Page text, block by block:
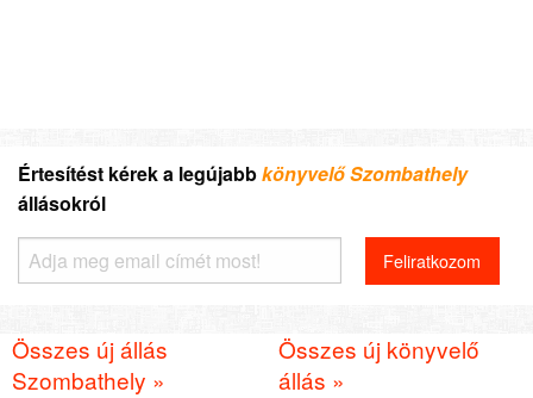
Értesítést kérek a legújabbkönyvelő Szombathely
állásokról
Összes új állás
Szombathely »
Összes új könyvelő
állás »